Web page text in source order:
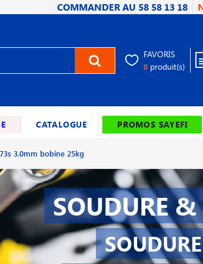
COMMANDER AU 58 58 13 18
FAVORIS
0 produit(s)
CATALOGUE PROMOS SAYEFI
3.0mm bobine 25kg
SOUDURE &